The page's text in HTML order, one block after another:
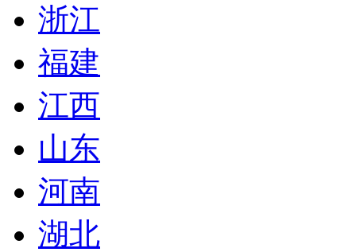
浙江
福建
江西
山东
河南
湖北